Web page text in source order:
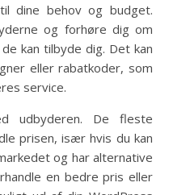
dine behov og budget.
og forhøre dig om
kan tilbyde dig. Det kan
eller rabatkoder, som
service.
udbyderen. De fleste
prisen, især hvis du kan
og har alternative
en bedre pris eller